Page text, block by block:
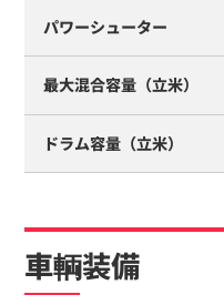
パワーシューター
最大混合容量（立米）
ドラム容量（立米）
車輌装備